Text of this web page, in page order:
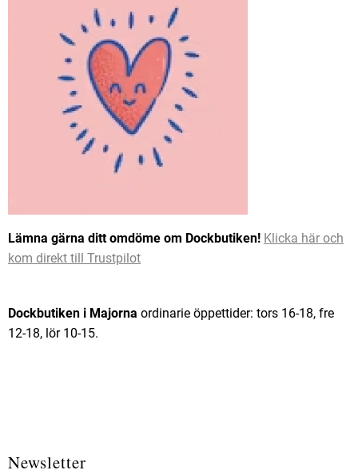
Lämna gärna ditt omdöme om Dockbutiken! Klicka här och
kom direkt till Trustpilot
Dockbutiken i Majorna ordinarie öppettider: tors 16-18, fre
12-18, lör 10-15.
Newsletter